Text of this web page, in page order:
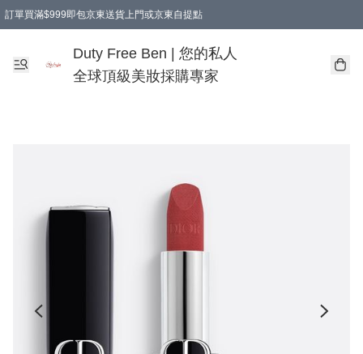
訂單買滿$999即包京東送貨上門或京東自提點
Duty Free Ben | 您的私人
全球頂級美妝採購專家